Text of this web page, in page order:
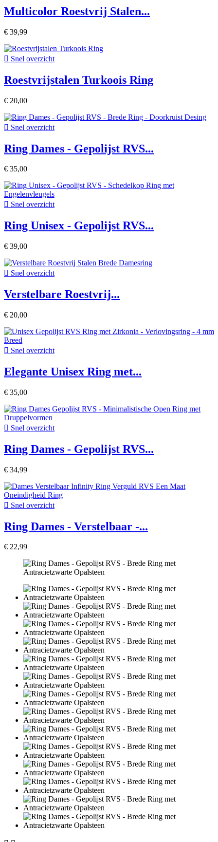
Multicolor Roestvrij Stalen...
€ 39,99
 Snel overzicht
Roestvrijstalen Turkoois Ring
€ 20,00
 Snel overzicht
Ring Dames - Gepolijst RVS...
€ 35,00
 Snel overzicht
Ring Unisex - Gepolijst RVS...
€ 39,00
 Snel overzicht
Verstelbare Roestvrij...
€ 20,00
 Snel overzicht
Elegante Unisex Ring met...
€ 35,00
 Snel overzicht
Ring Dames - Gepolijst RVS...
€ 34,99
 Snel overzicht
Ring Dames - Verstelbaar -...
€ 22,99